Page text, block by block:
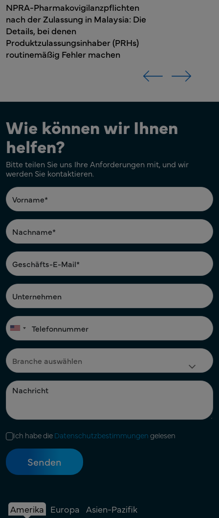
NPRA-Pharmakovigilanzpflichten
nach der Zulassung in Malaysia: Die
Details, bei denen
Produktzulassungsinhaber (PRHs)
routinemäßig Fehler machen
Wie können wir Ihnen
helfen?
Bitte teilen Sie uns Ihre Anforderungen mit, und wir
werden Sie kontaktieren.
Ich habe dieDatenschutzbestimmungen gelesen
Amerika Europa Asien-Pazifik